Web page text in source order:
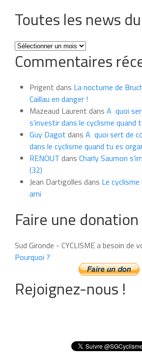
Toutes les news
Toutes
les
news
mois
Commentaires
Prigent dans La nocturne de
Caillau en danger !
Mazeaud Laurent dans A quoi
s’investir dans le cyclisme quand
Guy Dagot dans A quoi sert de
dans le cyclisme quand tu es
RENOUT dans Charly Saumon
(32)
Jean Dartigolles dans Le cyclisme
ami
Faire une donation
Sud Gironde - CYCLISME a besoin de
Pourquoi ?
Rejoignez-nous !